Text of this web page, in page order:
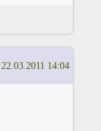
22.03.2011 14:04